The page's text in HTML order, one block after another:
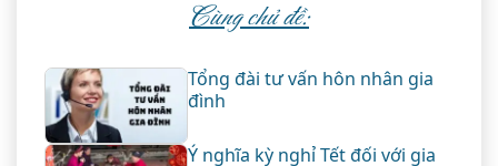
Cùng chủ đề:
Tổng đài tư vấn hôn nhân gia
đình
Ý nghĩa kỳ nghỉ Tết đối với gia